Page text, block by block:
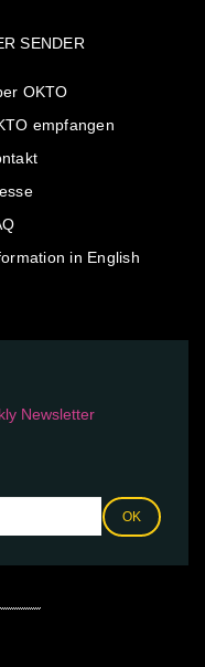
SENDER
OKTO
empfangen
in English
Newsletter
OK